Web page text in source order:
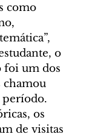
como
o
foi um dos
chamou
período.
os
de visitas